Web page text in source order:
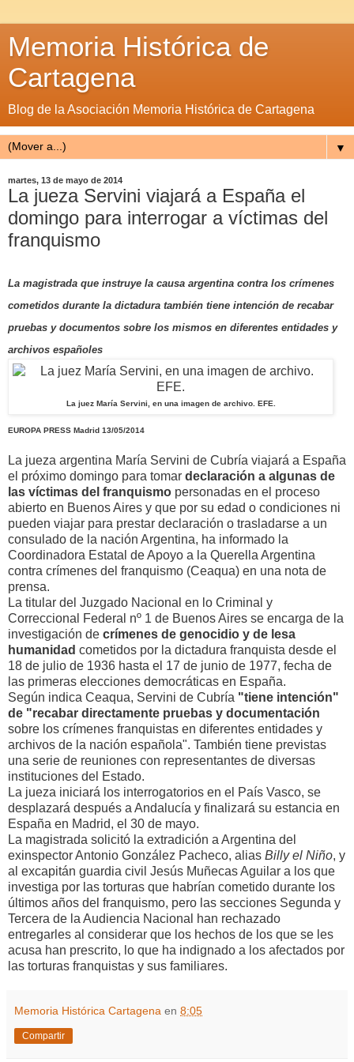
Memoria Histórica de
Cartagena
Blog de la Asociación Memoria Histórica de Cartagena
▼
martes, 13 de mayo de 2014
La jueza Servini viajará a España el
domingo para interrogar a víctimas del
franquismo
La magistrada que instruye la causa argentina contra los crímenes
cometidos durante la dictadura también tiene intención de recabar
pruebas y documentos sobre los mismos en diferentes entidades y
archivos españoles
La juez María Servini, en una imagen de archivo. EFE.
EUROPA PRESS Madrid 13/05/2014
La jueza argentina María Servini de Cubría viajará a España
el próximo domingo para tomar declaración a algunas de
las víctimas del franquismo personadas en el proceso
abierto en Buenos Aires y que por su edad o condiciones ni
pueden viajar para prestar declaración o trasladarse a un
consulado de la nación Argentina, ha informado la
Coordinadora Estatal de Apoyo a la Querella Argentina
contra crímenes del franquismo (Ceaqua) en una nota de
prensa.
La titular del Juzgado Nacional en lo Criminal y
Correccional Federal nº 1 de Buenos Aires se encarga de la
investigación de crímenes de genocidio y de lesa
humanidad cometidos por la dictadura franquista desde el
18 de julio de 1936 hasta el 17 de junio de 1977, fecha de
las primeras elecciones democráticas en España.
Según indica Ceaqua, Servini de Cubría "tiene intención"
de "recabar directamente pruebas y documentación
sobre los crímenes franquistas en diferentes entidades y
archivos de la nación española". También tiene previstas
una serie de reuniones con representantes de diversas
instituciones del Estado.
La jueza iniciará los interrogatorios en el País Vasco, se
desplazará después a Andalucía y finalizará su estancia en
España en Madrid, el 30 de mayo.
La magistrada solicitó la extradición a Argentina del
exinspector Antonio González Pacheco, alias Billy el Niño, y
al excapitán guardia civil Jesús Muñecas Aguilar a los que
investiga por las torturas que habrían cometido durante los
últimos años del franquismo, pero las secciones Segunda y
Tercera de la Audiencia Nacional han rechazado
entregarles al considerar que los hechos de los que se les
acusa han prescrito, lo que ha indignado a los afectados por
las torturas franquistas y sus familiares.
Memoria Histórica Cartagena en 8:05
Compartir